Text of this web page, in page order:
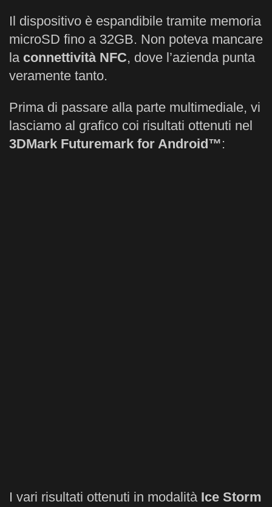
Il dispositivo è espandibile tramite memoria
microSD fino a 32GB. Non poteva mancare
la connettività NFC, dove l’azienda punta
veramente tanto.
Prima di passare alla parte multimediale, vi
lasciamo al grafico coi risultati ottenuti nel
3DMark Futuremark for Android™:
I vari risultati ottenuti in modalità Ice Storm